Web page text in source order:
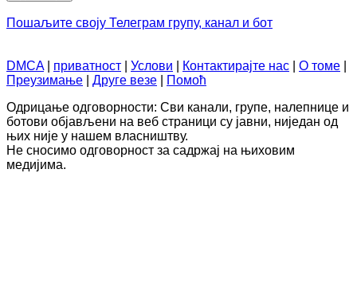
Пошаљите своју Телеграм групу, канал и бот
DMCA| приватност Услови Контактирајте нас О томе
Преузимање
Друге везе
Помоћ
Одрицање одговорности: Сви канали, групе, налепнице и
ботови објављени на веб страници су јавни, ниједан од
њих није у нашем власништву.
Не сносимо одговорност за садржај на њиховим
медијима.